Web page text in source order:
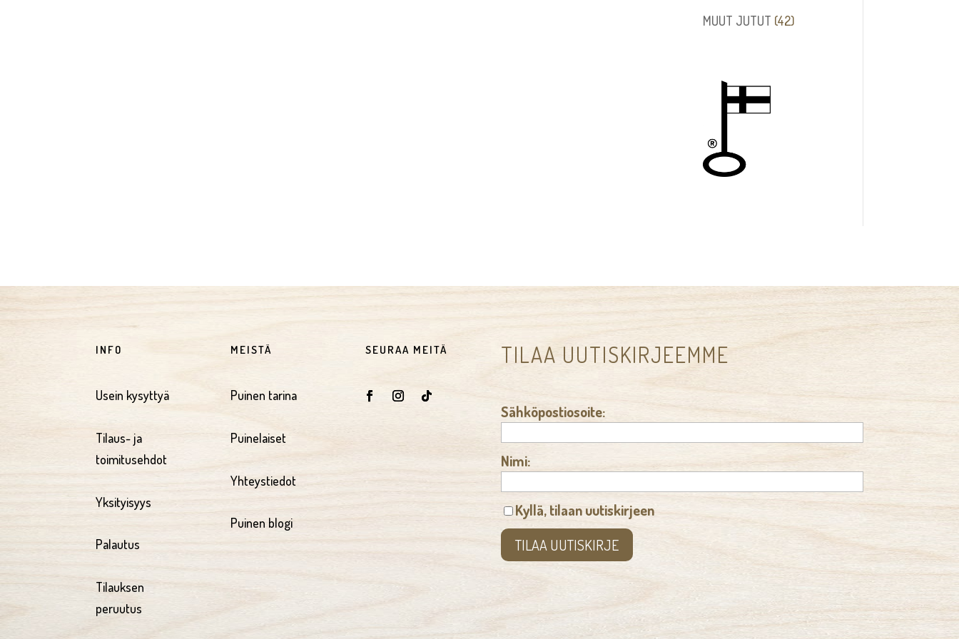
tuotetta
MUUT JUTUT 4242
INFO
Usein kysyttyä
Tilaus- ja
toimitusehdot
Yksityisyys
Palautus
Tilauksen
peruutus
MEISTÄ
Puinen tarina
Puinelaiset
Yhteystiedot
Puinen blogi
SEURAA MEITÄ TILAA UUTISKIRJEEMME
Sähköpostiosoite:
Nimi:
Kyllä, tilaan uutiskirjeen